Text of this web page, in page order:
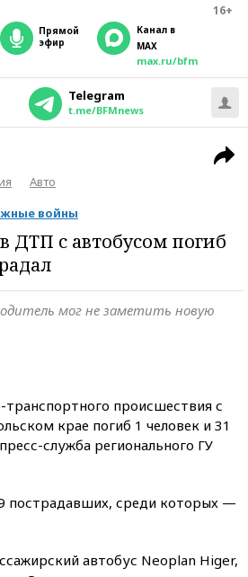
16+
прямой
эфир
Канал в
MAX
max.ru/bfm
Telegram
t.me/BFMnews
Авто
войны
ДТП с автобусом погиб
мог не заметить новую
транспортного происшествия с
крае погиб 1 человек и 31
служба регионального ГУ
пострадавших, среди которых —
автобус Neoplan Higer,